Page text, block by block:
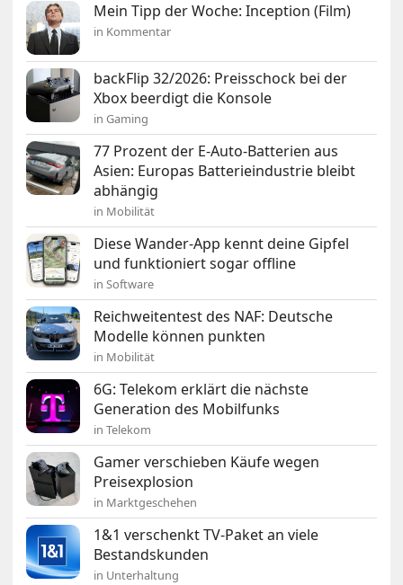
Mein Tipp der Woche: Inception (Film)
in Kommentar
backFlip 32/2026: Preisschock bei der
Xbox beerdigt die Konsole
in Gaming
77 Prozent der E-Auto-Batterien aus
Asien: Europas Batterieindustrie bleibt
abhängig
in Mobilität
Diese Wander-App kennt deine Gipfel
und funktioniert sogar offline
in Software
Reichweitentest des NAF: Deutsche
Modelle können punkten
in Mobilität
6G: Telekom erklärt die nächste
Generation des Mobilfunks
in Telekom
Gamer verschieben Käufe wegen
Preisexplosion
in Marktgeschehen
1&1 verschenkt TV-Paket an viele
Bestandskunden
in Unterhaltung